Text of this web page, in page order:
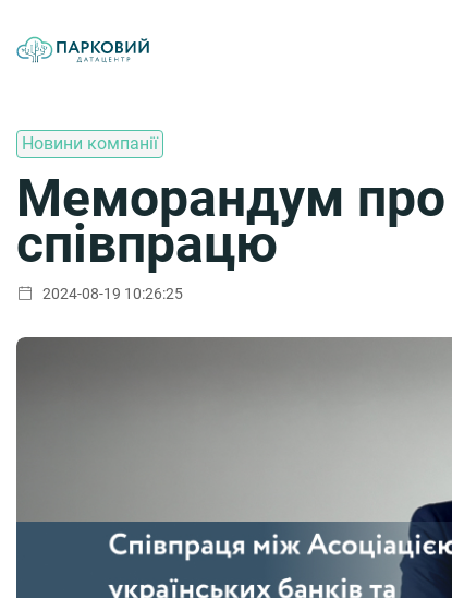
Новини компанії
Меморандум про
співпрацю
2024-08-19 10:26:25